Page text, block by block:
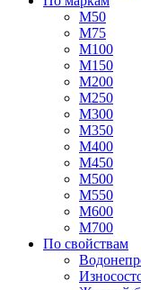
М50
М75
М100
М150
М200
М250
М300
М350
М400
М450
М500
М550
М600
М700
По свойствам